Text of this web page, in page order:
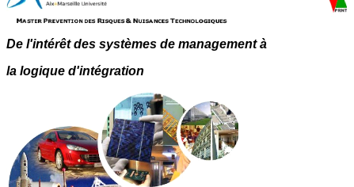
De l'intérêt des systèmes de management à
la logique d'intégration